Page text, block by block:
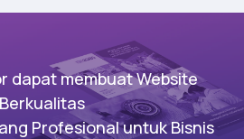
dapat membuat Website
Berkualitas
Profesional untuk Bisnis